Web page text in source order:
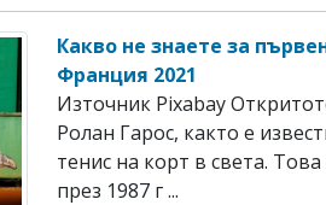
Какво не знаете за
Франция 2021
Източник Pixabay
Ролан Гарос, както е
тенис на корт в света.
през 1987 г ...